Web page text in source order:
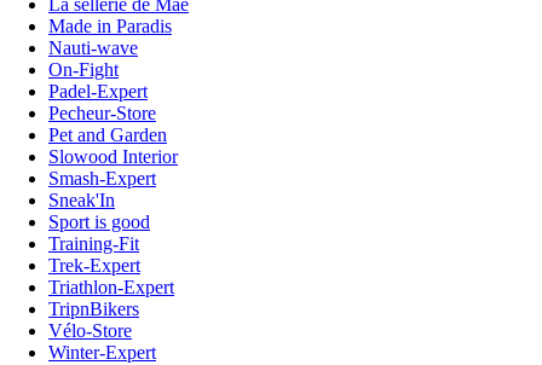
La sellerie de Maé
Made in Paradis
Nauti-wave
On-Fight
Padel-Expert
Pecheur-Store
Pet and Garden
Slowood Interior
Smash-Expert
Sneak'In
Sport is good
Training-Fit
Trek-Expert
Triathlon-Expert
TripnBikers
Vélo-Store
Winter-Expert